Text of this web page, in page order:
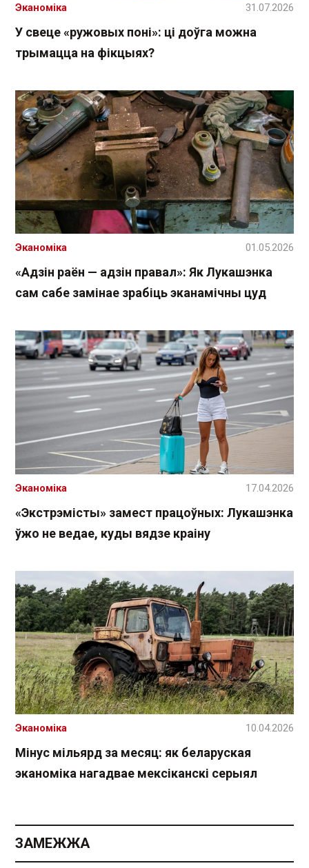
У свеце «ружовых поні»: ці доўга можна
трымацца на фікцыях?
Эканоміка 31.07.2026
«Адзін раён — адзін правал»: Як Лукашэнка
сам сабе замінае зрабіць эканамічны цуд
Эканоміка 01.05.2026
«Экстрэмісты» замест працоўных: Лукашэнка
ўжо не ведае, куды вядзе краіну
Эканоміка 17.04.2026
Мінус мільярд за месяц: як беларуская
эканоміка нагадвае мексіканскі серыял
Эканоміка 10.04.2026
ЗАМЕЖЖА